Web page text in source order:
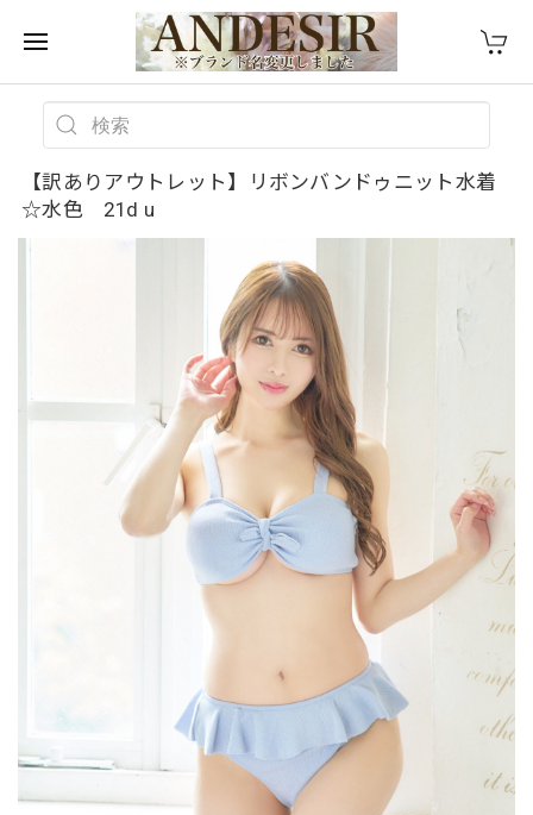
【訳ありアウトレット】リボンバンドゥニット水着
☆水色 21d u